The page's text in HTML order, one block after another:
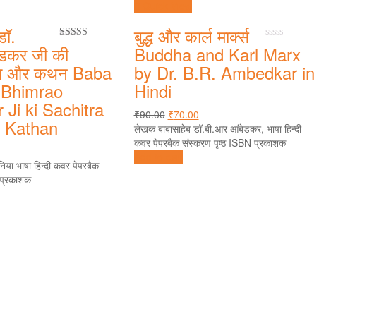
4.00
of 5
जी की
और कथन Baba
Ji ki Sachitra
भाषा हिन्दी कवर पेपरबैक
out
of
5
बुद्ध और कार्ल मार्क्स
Buddha and Karl Marx
by Dr. B.R. Ambedkar in
Hindi
₹90.00 ₹70.00
लेखक बाबासाहेब डॉ.बी.आर आंबेडकर, भाषा हिन्दी
कवर पेपरबैक संस्करण पृष्ठ ISBN प्रकाशक